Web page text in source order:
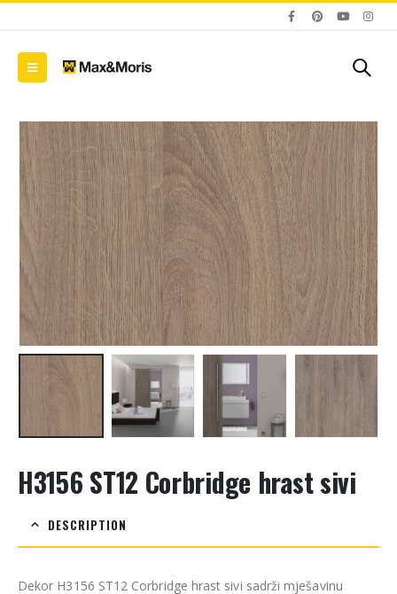
H3156 ST12 Corbridge hrast sivi
DESCRIPTION
Dekor H3156 ST12 Corbridge hrast sivi sadrži mješavinu